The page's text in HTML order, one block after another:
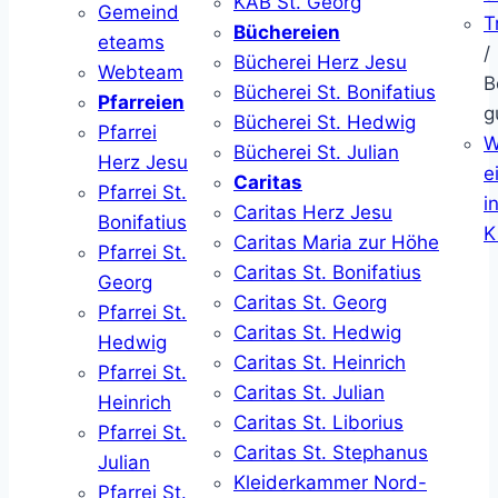
Gemeind
eteams
Webteam
Pfarreien
Pfarrei
Herz Jesu
Pfarrei St.
Bonifatius
Pfarrei St.
Georg
Pfarrei St.
Hedwig
Pfarrei St.
Heinrich
Pfarrei St.
Julian
Pfarrei St.
Büchereien
Bücherei Herz Jesu
Bücherei St. Bonifatius
Bücherei St. Hedwig
Bücherei St. Julian
Caritas
Caritas Herz Jesu
Caritas Maria zur Höhe
Caritas St. Bonifatius
Caritas St. Georg
Caritas St. Hedwig
Caritas St. Heinrich
Caritas St. Julian
Caritas St. Liborius
Caritas St. Stephanus
Kleiderkammer Nord-
/